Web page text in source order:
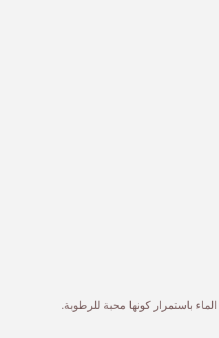
باستمرار كونها محبة للرطوبة.